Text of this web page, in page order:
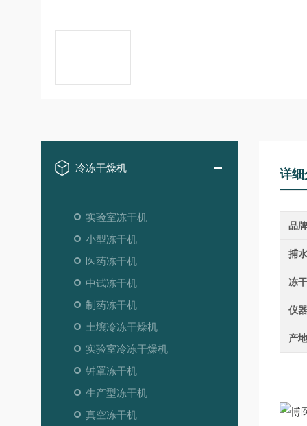
冷冻干燥机
实验室冻干机
小型冻干机
医药冻干机
中试冻干机
制药冻干机
土壤冷冻干燥机
实验室冷冻干燥机
钟罩冻干机
生产型冻干机
真空冻干机
详细
品
捕
冻
仪
产